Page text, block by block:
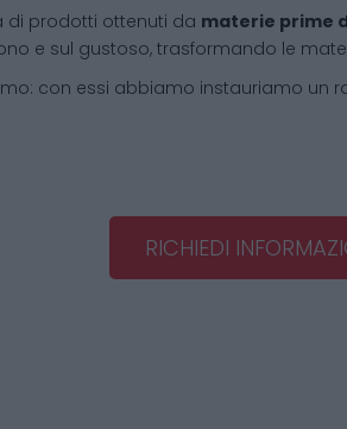
di prodotti ottenuti da materie prime
e sul gustoso, trasformando le
con essi abbiamo instauriamo
RICHIEDI